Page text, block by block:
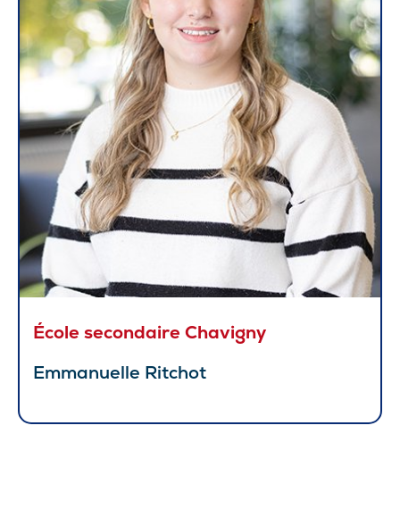
École secondaire Chavigny
Emmanuelle Ritchot